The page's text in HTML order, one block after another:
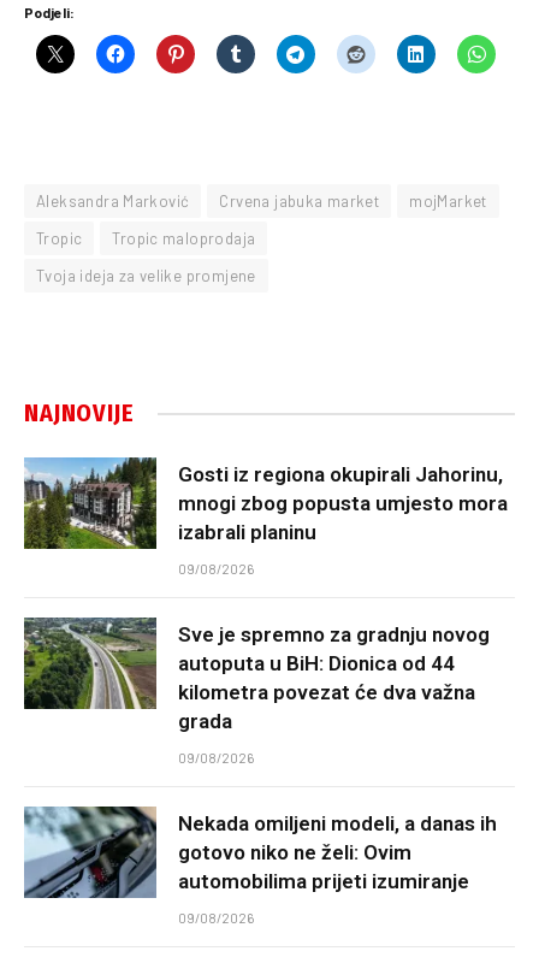
Podjeli:
Aleksandra Marković Crvena jabuka market
mojMarket
Tropic
Tropic maloprodaja
Tvoja ideja za velike promjene
NAJNOVIJE
Gosti iz regiona okupirali Jahorinu,
mnogi zbog popusta umjesto mora
izabrali planinu
09/08/2026
Sve je spremno za gradnju novog
autoputa u BiH: Dionica od 44
kilometra povezat će dva važna
grada
09/08/2026
Nekada omiljeni modeli, a danas ih
gotovo niko ne želi: Ovim
automobilima prijeti izumiranje
09/08/2026